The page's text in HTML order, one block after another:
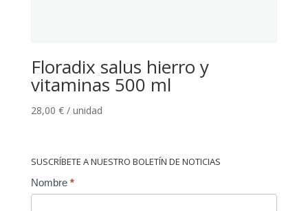
Floradix salus hierro y
vitaminas 500 ml
28,00 € / unidad
SUSCRÍBETE A NUESTRO BOLETÍN DE NOTICIAS
Contact
Nombre *